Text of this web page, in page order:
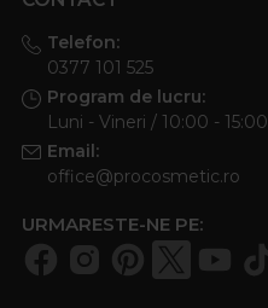
Telefon:
0377 101 525
Program de lucru:
Luni - Vineri / 10:00 - 15:00
Email:
office@procosmetic.ro
URMARESTE-NE PE: